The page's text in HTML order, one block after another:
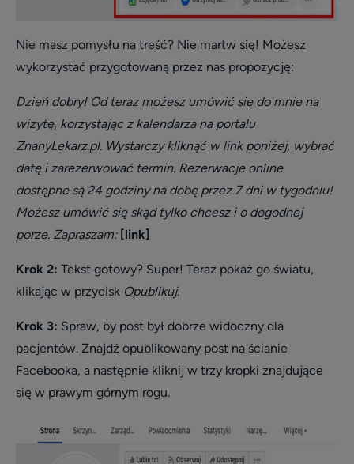
Nie masz pomysłu na treść? Nie martw się! Możesz
wykorzystać przygotowaną przez nas propozycję:
Dzień dobry! Od teraz możesz umówić się do mnie na
wizytę, korzystając z kalendarza na portalu
ZnanyLekarz.pl. Wystarczy kliknąć w link poniżej, wybrać
datę i zarezerwować termin. Rezerwacje online
dostępne są 24 godziny na dobę przez 7 dni w tygodniu!
Możesz umówić się skąd tylko chcesz i o dogodnej
porze. Zapraszam: [link]
Krok 2: Tekst gotowy? Super! Teraz pokaż go światu,
klikając w przycisk Opublikuj.
Krok 3: Spraw, by post był dobrze widoczny dla
pacjentów. Znajdź opublikowany post na ścianie
Facebooka, a następnie kliknij w trzy kropki znajdujące
się w prawym górnym rogu.